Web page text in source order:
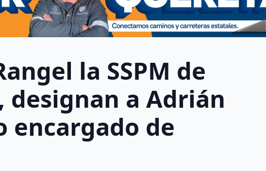
la SSPM de
designan a Adrián
encargado de